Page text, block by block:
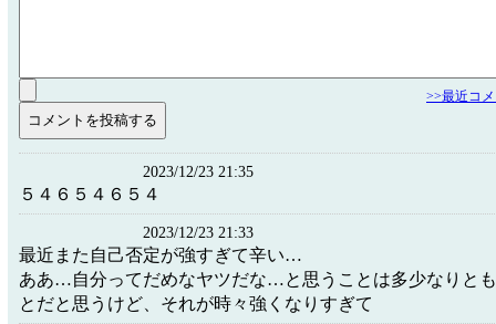
>>最近コ
2023/12/23 21:35
５４６５４６５４
2023/12/23 21:33
最近また自己否定が強すぎて辛い…
ああ…自分ってだめなヤツだな…と思うことは多少なりと
とだと思うけど、それが時々強くなりすぎて